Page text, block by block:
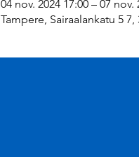
04 nov. 2024 17:00 – 07 nov.
Tampere, Sairaalankatu 5